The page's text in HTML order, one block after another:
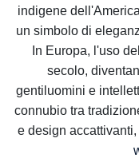
indigene
un simbolo di
In Europa, l'uso
secolo,
gentiluomini e
connubio tra
e design